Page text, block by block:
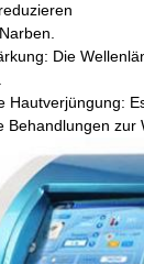
Die
Hautverjüngung:
Behandlungen zur